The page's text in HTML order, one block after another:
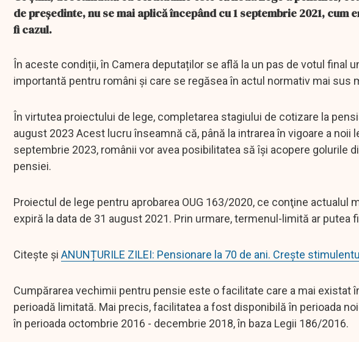
de președinte, nu se mai aplică începând cu 1 septembrie 2021, cum
fi cazul.
În aceste condiții, în Camera deputaților se află la un pas de votul final
importantă pentru români și care se regăsea în actul normativ mai sus
În virtutea proiectului de lege, completarea stagiului de cotizare la
august 2023 Acest lucru înseamnă că, până la intrarea în vigoare a noii
septembrie 2023, românii vor avea posibilitatea să îşi acopere golurile
pensiei.
Proiectul de lege pentru aprobarea OUG 163/2020, ce conţine actualul
expiră la data de 31 august 2021. Prin urmare, termenul-limită ar putea
Citește și ANUNȚURILE ZILEI: Pensionare la 70 de ani. Crește
Cumpărarea vechimii pentru pensie este o facilitate care a mai existat
perioadă limitată. Mai precis, facilitatea a fost disponibilă în perioada
în perioada octombrie 2016 - decembrie 2018, în baza Legii 186/2016.